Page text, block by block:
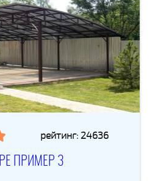
рейтинг: 24636
ПРИМЕР 3